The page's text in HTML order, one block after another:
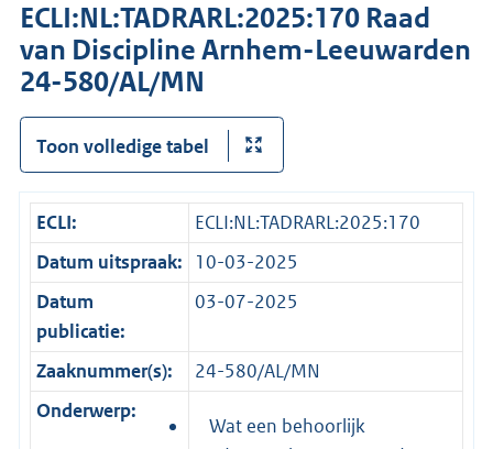
ECLI:NL:TADRARL:2025:170 Raad
van Discipline Arnhem-Leeuwarden
24-580/AL/MN
Toon volledige tabel
ECLI:
ECLI:NL:TADRARL:2025:170
Datum uitspraak:
10-03-2025
Datum
publicatie:
03-07-2025
Zaaknummer(s):
24-580/AL/MN
Onderwerp:
Wat een behoorlijk